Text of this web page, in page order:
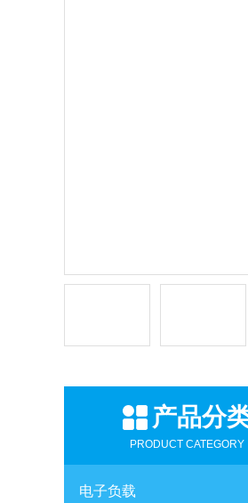
产品分
PRODUCT CATEGORY
电子负载